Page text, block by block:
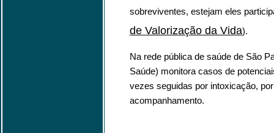
sobreviventes, estejam eles
de Valorização da Vida).
Na rede pública de saúde de São
Saúde) monitora casos de
vezes seguidas por intoxicação,
acompanhamento.